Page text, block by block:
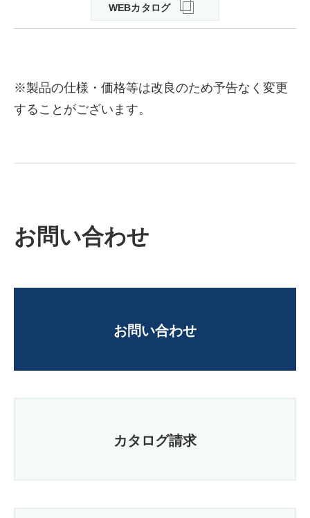
WEBカタログ
※製品の仕様・価格等は改良のため予告なく変更
することがございます。
お問い合わせ
お問い合わせ
カタログ請求